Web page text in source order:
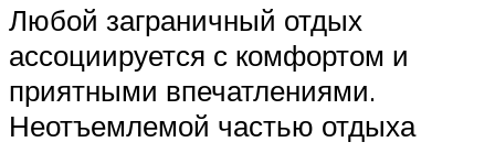
Любой заграничный отдых
ассоциируется с комфортом и
приятными впечатлениями.
Неотъемлемой частью отдыха